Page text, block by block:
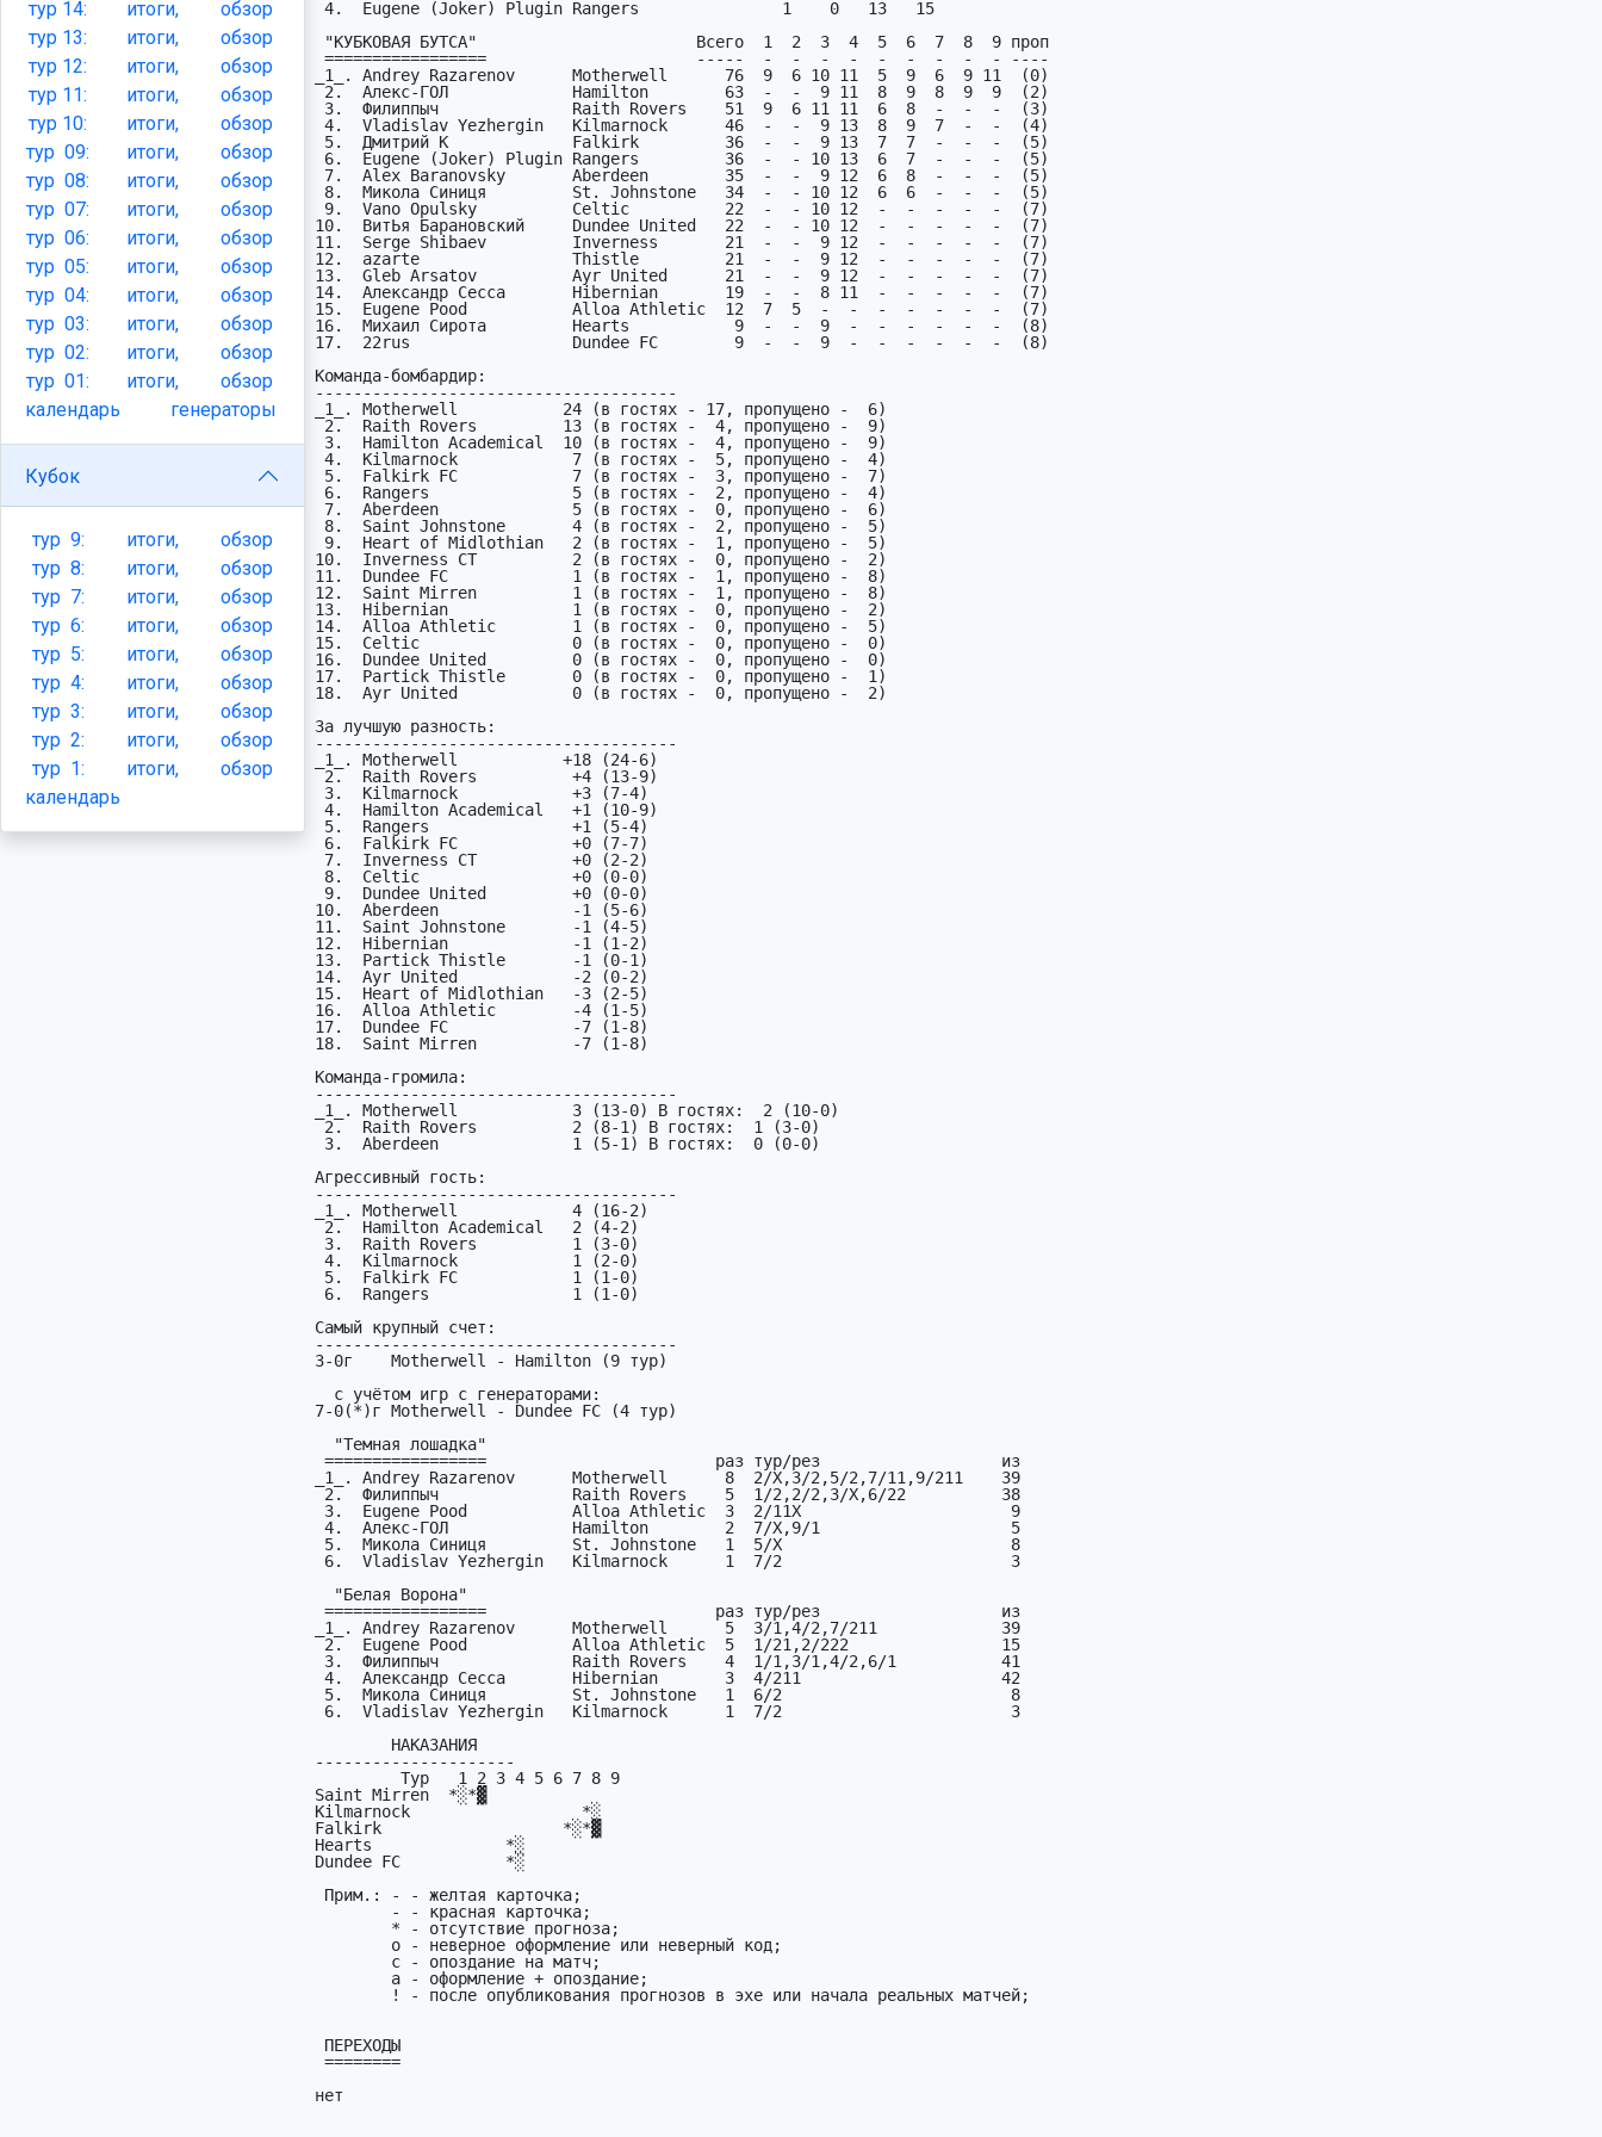
тур 14: итоги,
обзор
тур 13: итоги,
обзор
тур 12: итоги,
обзор
тур 11: итоги,
обзор
тур 10: итоги,
обзор
тур 09: итоги,
обзор
тур 08: итоги,
обзор
тур 07: итоги,
обзор
тур 06: итоги,
обзор
тур 05: итоги,
обзор
тур 04: итоги,
обзор
тур 03: итоги,
обзор
тур 02: итоги,
обзор
тур 01: итоги,
обзор
календарь
генераторы
Кубок
тур9: итоги,
обзор
тур8: итоги,
обзор
тур7: итоги,
обзор
тур6: итоги,
обзор
тур5: итоги,
обзор
тур4: итоги,
обзор
тур3: итоги,
обзор
тур2: итоги,
обзор
тур1: итоги,
обзор
календарь
_1_. Andrey Razarenov      Motherwell      76  9  6 10 11  5  9  6  9 11  (0)
10.  ВитЬя Барановский     Dundee United   22  -  - 10 12  -  -  -  -  -  (7)
11.  Serge Shibaev         Inverness       21  -  -  9 12  -  -  -  -  -  (7)
12.  azarte                Thistle         21  -  -  9 12  -  -  -  -  -  (7)
13.  Gleb Arsatov          Ayr United      21  -  -  9 12  -  -  -  -  -  (7)
14.  Александр Сесса       Hibernian       19  -  -  8 11  -  -  -  -  -  (7)
15.  Eugene Pood           Alloa Athletic  12  7  5  -  -  -  -  -  -  -  (7)
16.  Михаил Сирота         Hearts           9  -  -  9  -  -  -  -  -  -  (8)
17.  22rus                 Dundee FC        9  -  -  9  -  -  -  -  -  -  (8)
Команда-бомбардир:
--------------------------------------
_1_. Motherwell           24 (в гостях - 17, пропущено -  6)
10.  Inverness CT          2 (в гостях -  0, пропущено -  2)
11.  Dundee FC             1 (в гостях -  1, пропущено -  8)
12.  Saint Mirren          1 (в гостях -  1, пропущено -  8)
13.  Hibernian             1 (в гостях -  0, пропущено -  2)
14.  Alloa Athletic        1 (в гостях -  0, пропущено -  5)
15.  Celtic                0 (в гостях -  0, пропущено -  0)
16.  Dundee United         0 (в гостях -  0, пропущено -  0)
17.  Partick Thistle       0 (в гостях -  0, пропущено -  1)
18.  Ayr United            0 (в гостях -  0, пропущено -  2)
За лучшую разность:
--------------------------------------
_1_. Motherwell           +18 (24-6)
10.  Aberdeen              -1 (5-6)
11.  Saint Johnstone       -1 (4-5)
12.  Hibernian             -1 (1-2)
13.  Partick Thistle       -1 (0-1)
14.  Ayr United            -2 (0-2)
15.  Heart of Midlothian   -3 (2-5)
16.  Alloa Athletic        -4 (1-5)
17.  Dundee FC             -7 (1-8)
18.  Saint Mirren          -7 (1-8)
Команда-громила:
--------------------------------------
_1_. Motherwell            3 (13-0) В гостях:  2 (10-0)
Агрессивный гость:
--------------------------------------
_1_. Motherwell            4 (16-2)
Самый крупный счет:
--------------------------------------
3-0г    Motherwell - Hamilton (9 тур)
7-0(*)г Motherwell - Dundee FC (4 тур)
_1_. Andrey Razarenov      Motherwell      8  2/X,3/2,5/2,7/11,9/211    39
_1_. Andrey Razarenov      Motherwell      5  3/1,4/2,7/211             39
---------------------
Saint Mirren  *░*▓
Kilmarnock                  *░
Falkirk                   *░*▓
Hearts              *░
Dundee FC           *░
нет